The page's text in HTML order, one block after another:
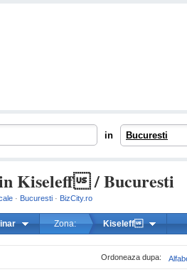
in Bucuresti
Kiseleff / Bucuresti
· Bucuresti · BizCity.ro
Zona: Kiseleff
Ordoneaza dupa: